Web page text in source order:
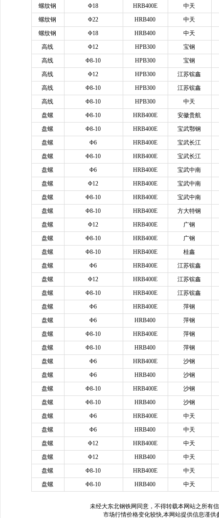
螺纹钢
Φ18 HRB400E
中天
螺纹钢
Φ22 HRB400
中天
螺纹钢
Φ18 HRB400
中天
高线
Φ12 HPB300
宝钢
高线
Φ8-10 HPB300
宝钢
高线
Φ12 HPB300
江苏镔鑫
高线
Φ8-10 HPB300
江苏镔鑫
高线
Φ8-10 HPB300
中天
盘螺
Φ8-10 HRB400E
安徽贵航
盘螺
Φ8-10 HRB400E
宝武鄂钢
盘螺
Φ6 HRB400E
宝武长江
盘螺
Φ8-10 HRB400E
宝武长江
盘螺
Φ6 HRB400E
宝武中南
盘螺
Φ12 HRB400E
宝武中南
盘螺
Φ8-10 HRB400E
宝武中南
盘螺
Φ8-10 HRB400E
方大特钢
盘螺
Φ12 HRB400E
广钢
盘螺
Φ8-10 HRB400E
广钢
盘螺
Φ8-10 HRB400E
桂鑫
盘螺
Φ6 HRB400E
江苏镔鑫
盘螺
Φ12 HRB400E
江苏镔鑫
盘螺
Φ8-10 HRB400E
江苏镔鑫
盘螺
Φ6 HRB400E
萍钢
盘螺
Φ6 HRB400
萍钢
盘螺
Φ8-10 HRB400E
萍钢
盘螺
Φ8-10 HRB400
萍钢
盘螺
Φ6 HRB400E
沙钢
盘螺
Φ6 HRB400
沙钢
盘螺
Φ8-10 HRB400E
沙钢
盘螺
Φ8-10 HRB400
沙钢
盘螺
Φ6 HRB400E
中天
盘螺
Φ6 HRB400
中天
盘螺
Φ12 HRB400E
中天
盘螺
Φ12 HRB400
中天
盘螺
Φ8-10 HRB400E
中天
盘螺
Φ8-10 HRB400 中天
未经大东北钢铁网 同意，不得转载本网站之所有
市场行情价格变化较快,本网站提供信息谨供